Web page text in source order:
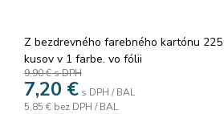
Z bezdrevného farebného kartónu
kusov v 1 farbe. vo fólii
9,90 €s DPH
7,20 € s DPH / BAL
5,85 € bez DPH / BAL